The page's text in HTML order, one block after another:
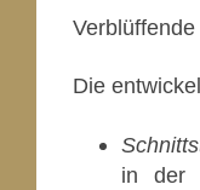
Die
in der